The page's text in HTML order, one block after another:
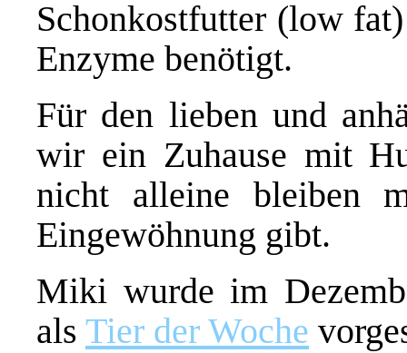
Schonkostfutter (low
Enzyme benötigt.
Für den lieben und
wir ein Zuhause mit
nicht alleine bleiben
Eingewöhnung gibt.
Miki wurde im
als Tier der Woche